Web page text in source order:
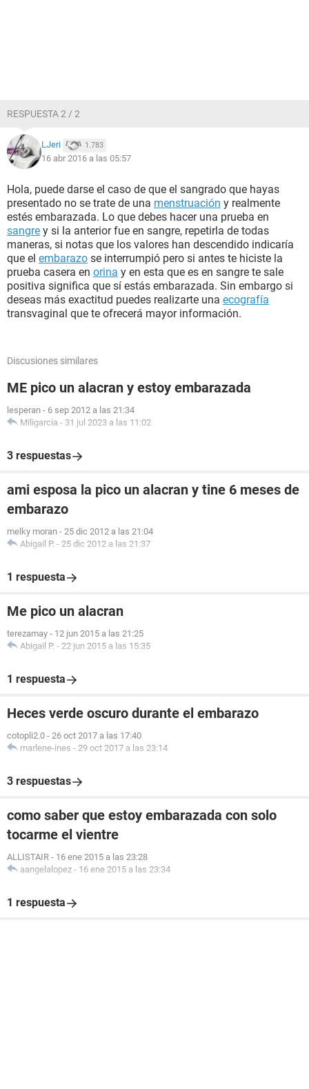
RESPUESTA 2 / 2
LJeri 1.783
16 abr 2016 a las 05:57
Hola, puede darse el caso de que el sangrado que hayas
presentado no se trate de una menstruación y realmente
estés embarazada. Lo que debes hacer una prueba en
sangre y si la anterior fue en sangre, repetirla de todas
maneras, si notas que los valores han descendido indicaría
que el embarazo se interrumpió pero si antes te hiciste la
prueba casera en orina y en esta que es en sangre te sale
positiva significa que sí estás embarazada. Sin embargo si
deseas más exactitud puedes realizarte una ecografía
transvaginal que te ofrecerá mayor información.
Discusiones similares
ME pico un alacran y estoy embarazada
lesperan - 6 sep 2012 a las 21:34
Miligarcia - 31 jul 2023 a las 11:02
3 respuestas
ami esposa la pico un alacran y tine 6 meses de
embarazo
melky moran - 25 dic 2012 a las 21:04
Abigail P. - 25 dic 2012 a las 21:37
1 respuesta
Me pico un alacran
terezamay - 12 jun 2015 a las 21:25
Abigail P. - 22 jun 2015 a las 15:35
1 respuesta
Heces verde oscuro durante el embarazo
cotopli2.0 - 26 oct 2017 a las 17:40
marlene-ines - 29 oct 2017 a las 23:14
3 respuestas
como saber que estoy embarazada con solo
tocarme el vientre
ALLISTAIR - 16 ene 2015 a las 23:28
aangelalopez - 16 ene 2015 a las 23:34
1 respuesta